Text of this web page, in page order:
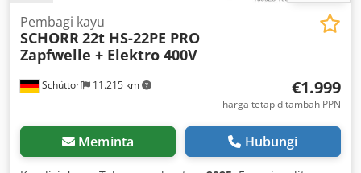
Schüttorf 11.215 km
Pembagi kayu
SCHORR22t HS-22PE PRO
Zapfwelle + Elektro 400V
€1.999
harga tetap ditambah PPN
Meminta Hubungi